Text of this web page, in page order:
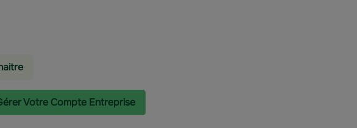
Gérer Votre Compte Entreprise